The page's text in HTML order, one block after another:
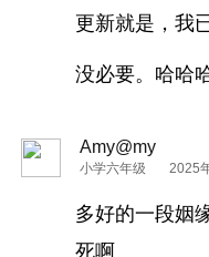
更新就是，我
没必要。哈哈哈
Amy@my
小学六年级 2025
多好的一段姻
死啊